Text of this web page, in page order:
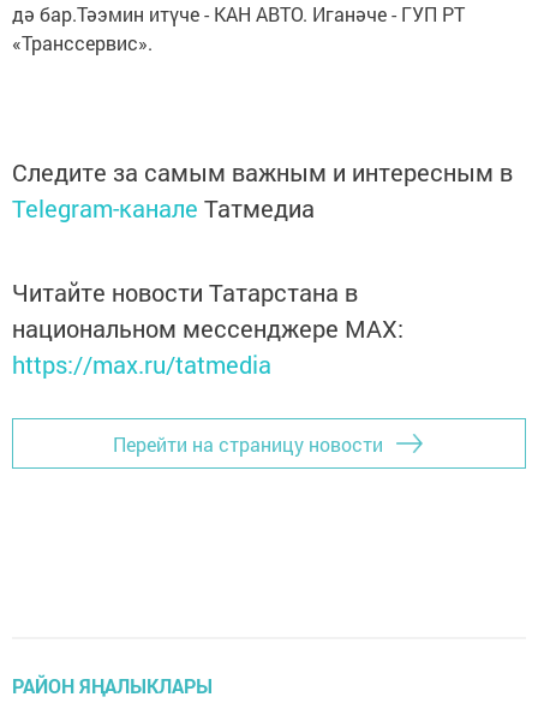
дә бар.Тәэмин итүче - КАН АВТО. Иганәче - ГУП РТ
«Транссервис».
Следите за самым важным и интересным в
Telegram-канале Татмедиа
Читайте новости Татарстана в
национальном мессенджере MАХ:
https://max.ru/tatmedia
Перейти на страницу новости
РАЙОН ЯҢАЛЫКЛАРЫ